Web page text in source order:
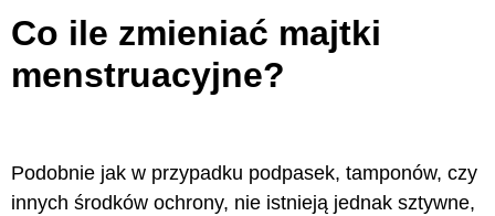
Co ile zmieniać majtki
menstruacyjne?
Podobnie jak w przypadku podpasek, tamponów, czy
innych środków ochrony, nie istnieją jednak sztywne,